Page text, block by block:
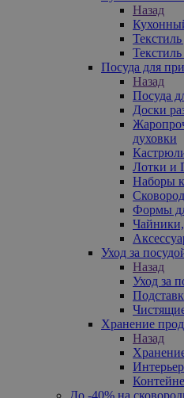
Назад
Посуда для
Назад
Посуда
Доски
духовки
Лотки и
Наборы
Формы
Уход за
Назад
Уход за
Хранение
Назад
До -40% на